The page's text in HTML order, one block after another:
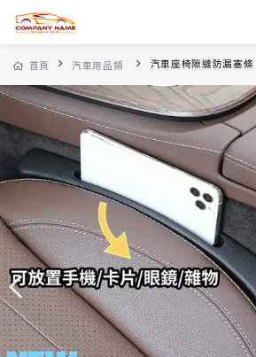
首頁 汽車用品類 汽車座椅隙縫防漏塞條